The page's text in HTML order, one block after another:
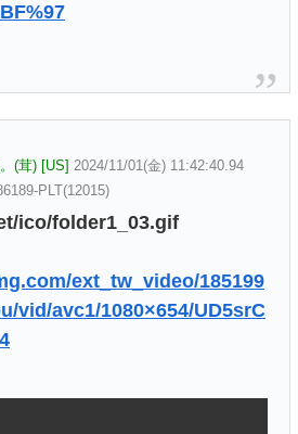
(茸) [US] 2024/11/01(金) 11:42:40.94
PLT(12015)
ico/folder1_03.gif
ext_tw_video/185199
vid/avc1/1080×654/UD5srC